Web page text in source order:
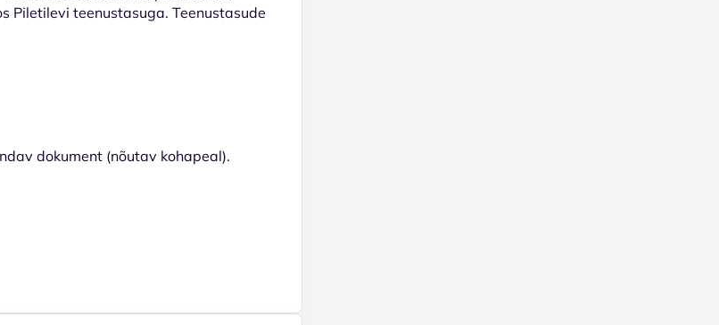
Piletilevi teenustasuga. Teenustasude
dokument (nõutav kohapeal).